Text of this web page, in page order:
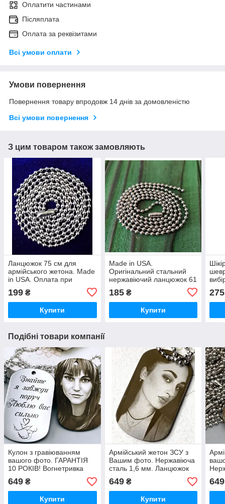
Оплатити частинами
Післяплата
Оплата за реквізитами
Всі умови оплати
Умови повернення
Повернення товару впродовж 14 днів за домовленістю
Всі умови повернення
З цим товаром також замовляють
Ланцюжок 75 см для
армійського жетона. Made
in USA. Оплата при
сталь. Не облазить та не
фарбує шию
199 ₴
Купити
Made in USA.
Оригінальний стальний
нержавіючий ланцюжок 61
см для армійських жетонів
смертників. Оплата при
отриманні! Не облазить
185₴
Купити
275
Подібні товари компанії
Кулон з гравіюванням
вашого фото. ГАРАНТІЯ
10 РОКІВ! Вогнетривка
нержавіюча сталь.
Ланцюжок, скоба та макет
в подарунок.
649 ₴
Купити
Армійський жетон ЗСУ з
Вашим фото. Нержавіюча
сталь 1,6 мм. Ланцюжок
та скоба в подарунок.
Гравіровка не тьмяніє та
не стирається.
649₴
Купити
649